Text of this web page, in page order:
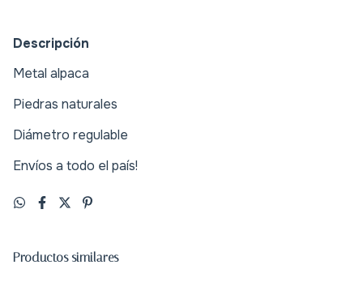
Descripción
Metal alpaca
Piedras naturales
Diámetro regulable
Envíos a todo el país!
Productos similares